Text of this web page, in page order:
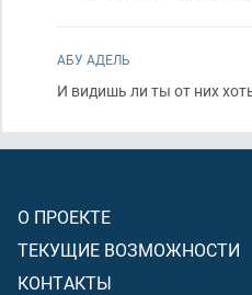
АБУ АДЕЛЬ
И видишь ли ты от них
О ПРОЕКТЕ
ТЕКУЩИЕ ВОЗМОЖНОСТИ
КОНТАКТЫ